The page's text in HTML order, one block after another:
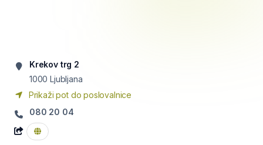
Krekov trg 2
1000 Ljubljana
Prikaži pot do poslovalnice
080 20 04